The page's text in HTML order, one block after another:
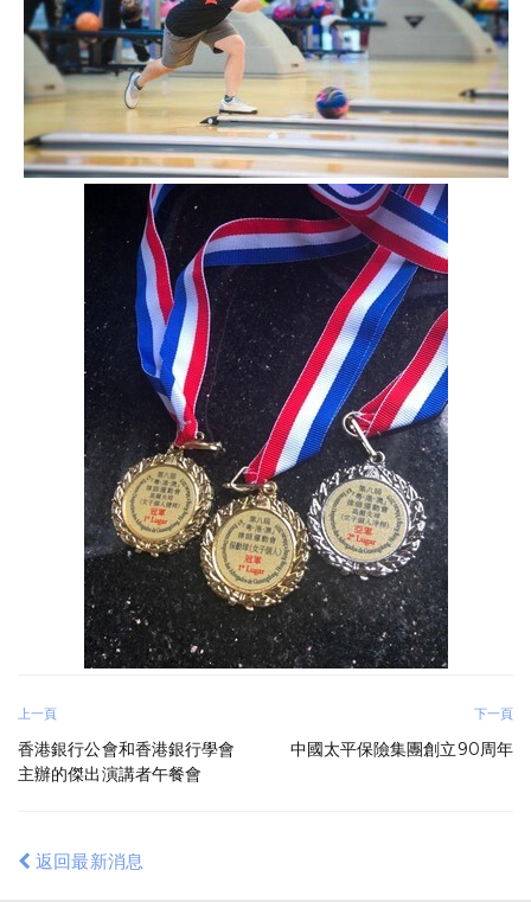
上一頁
香港銀行公會和香港銀行學會
主辦的傑出演講者午餐會
下一頁
中國太平保險集團創立90周年
返回最新消息